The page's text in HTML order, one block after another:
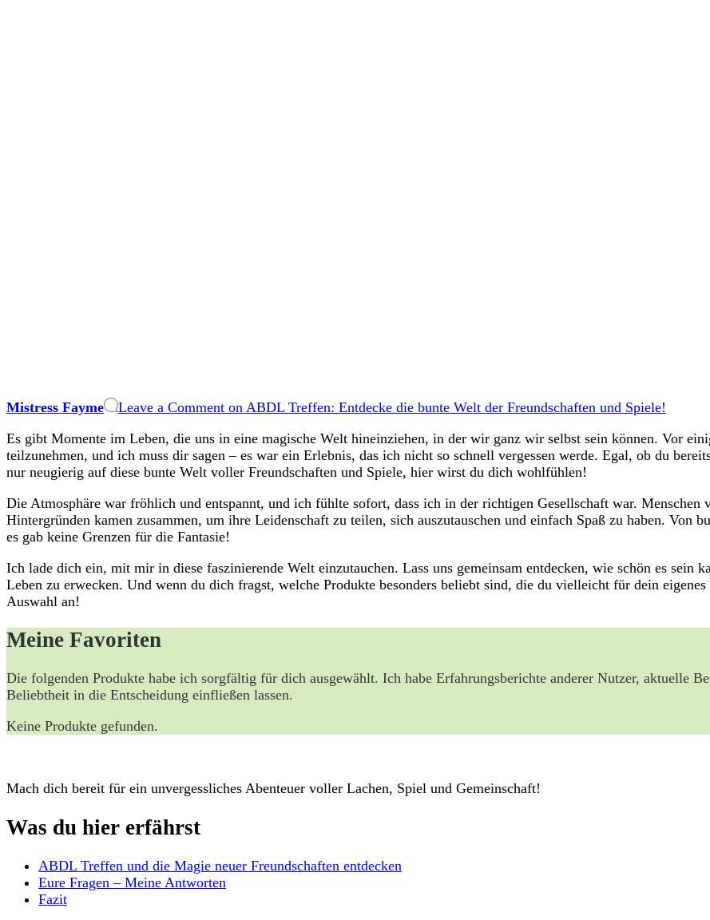
Mistress Fayme Leave a Commenton ABDL Treffen: Entdecke die bunte Welt der Freundschaften und Spiele!
Es gibt Momente im Leben, die uns in eine magische Welt hineinziehen, in der wir ganz wir selbst sein können. Vor
teilzunehmen, und ich muss dir sagen – es war ein Erlebnis, das ich nicht so schnell vergessen werde. Egal, ob du
nur neugierig auf diese bunte Welt voller Freundschaften und Spiele, hier wirst du dich wohlfühlen!
Die Atmosphäre war fröhlich und entspannt, und ich fühlte sofort, dass ich in der richtigen Gesellschaft war. Menschen
Hintergründen kamen zusammen, um ihre Leidenschaft zu teilen, sich auszutauschen und einfach Spaß zu haben. Von
es gab keine Grenzen für die Fantasie!
Ich lade dich ein, mit mir in diese faszinierende Welt einzutauchen. Lass uns gemeinsam entdecken, wie schön es sein
Leben zu erwecken. Und wenn du dich fragst, welche Produkte besonders beliebt sind, die du vielleicht für dein
Auswahl an!
Meine Favoriten
Die folgenden Produkte habe ich sorgfältig für dich ausgewählt. Ich habe Erfahrungsberichte anderer Nutzer, aktuelle
Beliebtheit in die Entscheidung einfließen lassen.
Keine Produkte gefunden.
Mach dich bereit für ein unvergessliches Abenteuer voller Lachen, Spiel und Gemeinschaft!
Was du hier erfährst
ABDL Treffen und die Magie neuer Freundschaften entdecken
Eure Fragen – Meine Antworten
Fazit